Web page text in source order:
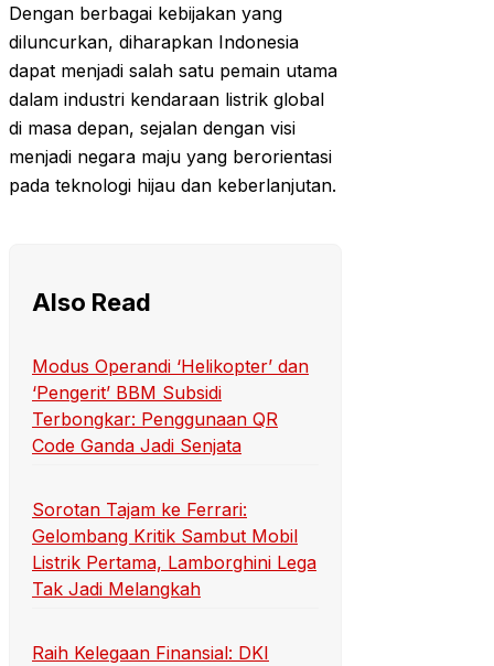
Dengan berbagai kebijakan yang
diluncurkan, diharapkan Indonesia
dapat menjadi salah satu pemain utama
dalam industri kendaraan listrik global
di masa depan, sejalan dengan visi
menjadi negara maju yang berorientasi
pada teknologi hijau dan keberlanjutan.
Also Read
Modus Operandi ‘Helikopter’ dan
‘Pengerit’ BBM Subsidi
Terbongkar: Penggunaan QR
Code Ganda Jadi Senjata
Sorotan Tajam ke Ferrari:
Gelombang Kritik Sambut Mobil
Listrik Pertama, Lamborghini Lega
Tak Jadi Melangkah
Raih Kelegaan Finansial: DKI